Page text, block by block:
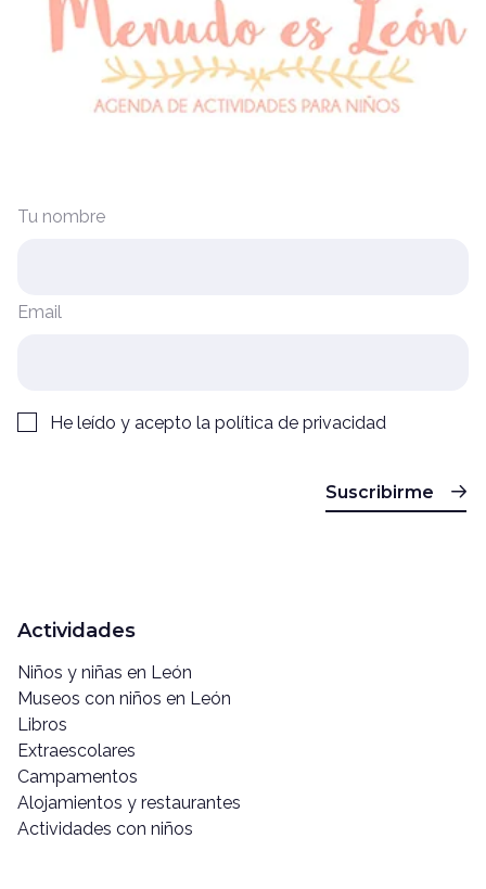
Tu nombre
Email
He leído y acepto la política de privacidad
Suscribirme
Actividades
Niños y niñas en León
Museos con niños en León
Libros
Extraescolares
Campamentos
Alojamientos y restaurantes
Actividades con niños